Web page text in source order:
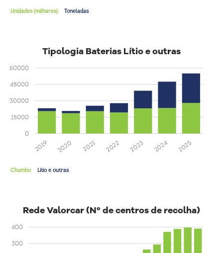
Unidades (milhares) Toneladas
Tipologia Baterias Lítio e outras
0
15000
30000
45000
60000
2025
2024
2023
2022
2021
2020
2019
Chumbo Lítio e outras
Rede Valorcar (Nº de centros de recolha)
300
400